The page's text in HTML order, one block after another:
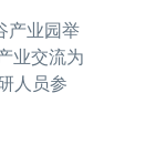
产业园举
业交流为
人员参